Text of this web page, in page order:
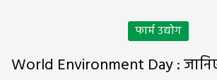
फार्म उद्योग
World Environment Day :